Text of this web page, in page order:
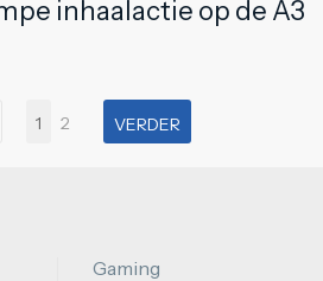
inhaalactie op de A3
1 2 VERDER
Gaming